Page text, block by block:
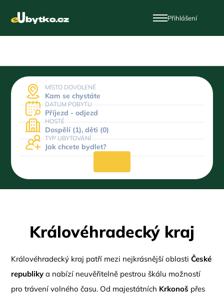
Přihlášení
MÍSTO DOVOLENÉ
Kam se chystáte
DATUM POBYTU
Příjezd - odjezd
HOSTÉ
Dospělí (1), děti (0)
TYP UBYTOVÁNÍ
Jak chcete bydlet?
Královéhradecký kraj
Královéhradecký kraj patří mezi nejkrásnější oblastiČeské
republiky a nabízí neuvěřitelně pestrou škálu možností
pro trávení volného času. Od majestátních Krkonoš přes